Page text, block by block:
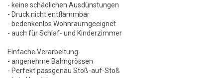
- keine schädlichen Ausdünstungen
- Druck nicht entflammbar
- bedenkenlos Wohnraumgeeignet
- auch für Schlaf- und Kinderzimmer
Einfache Verarbeitung:
- angenehme Bahngrössen
- Perfekt passgenau Stoß-auf-Stoß